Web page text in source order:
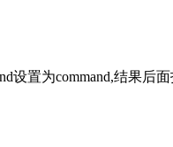
设置为command,结果